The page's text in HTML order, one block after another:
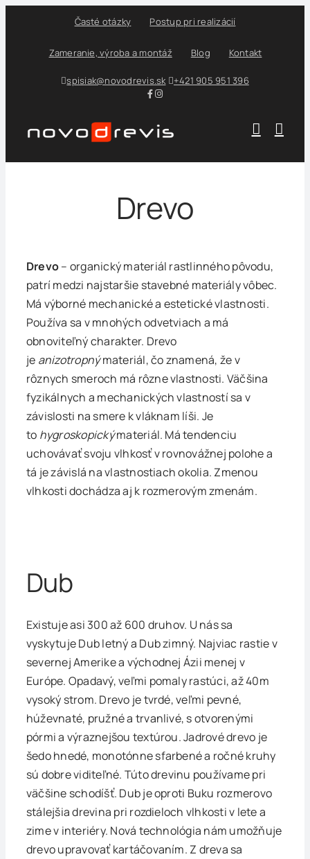
Časté otázky Postup pri realizácií
Zameranie, výroba a montáž Blog Kontakt
spisiak@novodrevis.sk +421 905 951 396
Drevo
Drevo– organický materiál rastlinného pôvodu,
patrí medzi najstaršie stavebné materiály vôbec.
Má výborné mechanické a estetické vlastnosti.
Používa sa v mnohých odvetviach a má
obnoviteľný charakter. Drevo
je anizotropnýmateriál, čo znamená, že v
rôznych smeroch má rôzne vlastnosti. Väčšina
fyzikálnych a mechanických vlastností sa v
závislosti na smere k vláknam líši. Je
to hygroskopickýmateriál. Má tendenciu
uchovávať svoju vlhkosť v rovnovážnej polohe a
tá je závislá na vlastnostiach okolia. Zmenou
vlhkosti dochádza aj k rozmerovým zmenám.
Dub
Existuje asi 300 až 600 druhov. U nás sa
vyskytuje Dub letný a Dub zimný. Najviac rastie v
severnej Amerike a východnej Ázii menej v
Európe. Opadavý, veľmi pomaly rastúci, až 40m
vysoký strom. Drevo je tvrdé, veľmi pevné,
húževnaté, pružné a trvanlivé, s otvorenými
pórmi a výraznejšou textúrou. Jadrové drevo je
šedo hnedé, monotónne sfarbené a ročné kruhy
sú dobre viditeľné. Túto drevinu používame pri
väčšine schodíšť. Dub je oproti Buku rozmerovo
stálejšia drevina pri rozdieloch vlhkosti v lete a
zime v interiéry. Nová technológia nám umožňuje
drevo upravovať kartáčovaním. Z dreva sa